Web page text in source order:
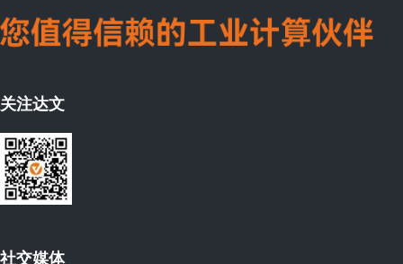
关注达文
社交媒体